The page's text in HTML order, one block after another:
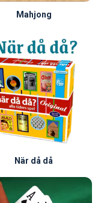
Mahjong
När då då